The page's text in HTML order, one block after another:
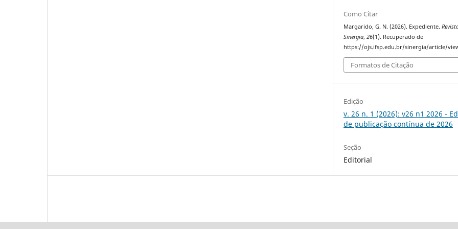
Como Citar
Margarido, G. N. (2026). Expediente.
Sinergia,26(1). Recuperado de
https://ojs.ifsp.edu.br/sinergia/article/
Formatos de Citação
Edição
v. 26 n. 1 (2026): v26 n1 2026 -
de publicação contínua de 2026
Seção
Editorial